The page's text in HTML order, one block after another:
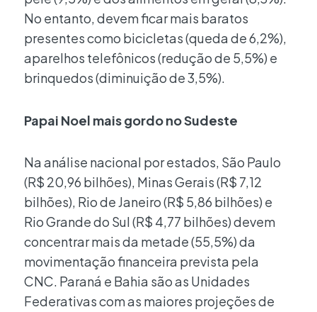
No entanto, devem ficar mais baratos
presentes como bicicletas (queda de 6,2%),
aparelhos telefônicos (redução de 5,5%) e
brinquedos (diminuição de 3,5%).
Papai Noel mais gordo no Sudeste
Na análise nacional por estados, São Paulo
(R$ 20,96 bilhões), Minas Gerais (R$ 7,12
bilhões), Rio de Janeiro (R$ 5,86 bilhões) e
Rio Grande do Sul (R$ 4,77 bilhões) devem
concentrar mais da metade (55,5%) da
movimentação financeira prevista pela
CNC. Paraná e Bahia são as Unidades
Federativas com as maiores projeções de